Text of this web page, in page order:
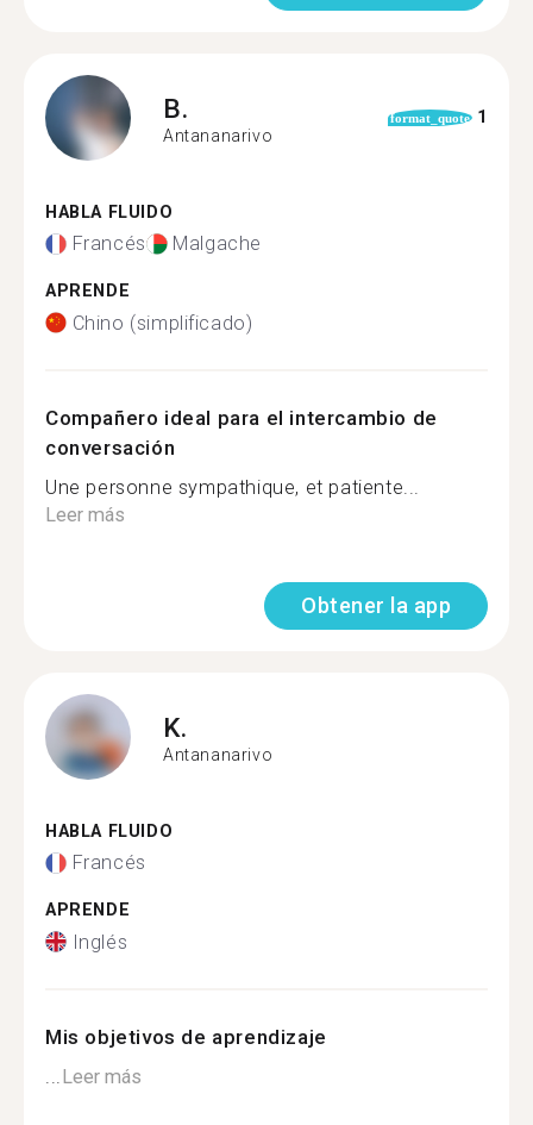
B.
Antananarivo
format_quote 1
HABLA FLUIDO
Francés Malgache
APRENDE
Chino (simplificado)
Compañero ideal para el intercambio de
conversación
Une personne sympathique, et patiente...
Leer más
Obtener la app
K.
Antananarivo
HABLA FLUIDO
Francés
APRENDE
Inglés
Mis objetivos de aprendizaje
Leer más